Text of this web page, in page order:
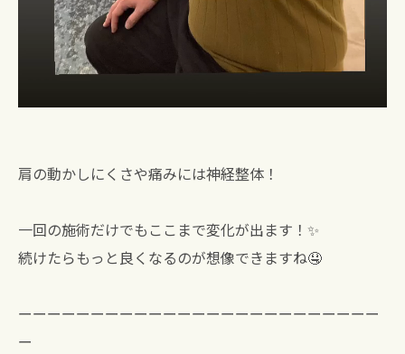
肩の動かしにくさや痛みには神経整体！
一回の施術だけでもここまで変化が出ます！✨
続けたらもっと良くなるのが想像できますね🤤
ーーーーーーーーーーーーーーーーーーーーーーーーー
ー